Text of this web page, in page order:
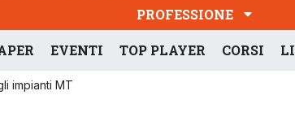
PROFESSIONE
EVENTI TOP PLAYER CORSI
impianti MT